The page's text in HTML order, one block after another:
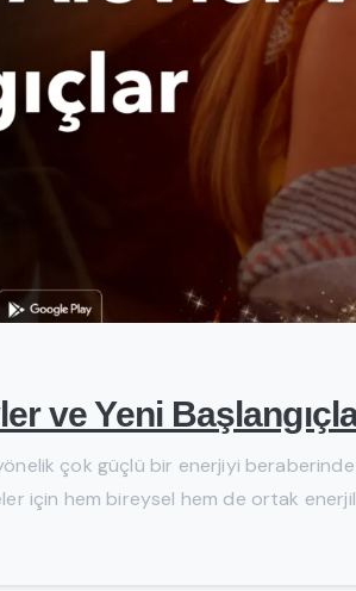
ve Yeni
çok güçlü bir enerjiyi
için hem bireysel hem de ortak